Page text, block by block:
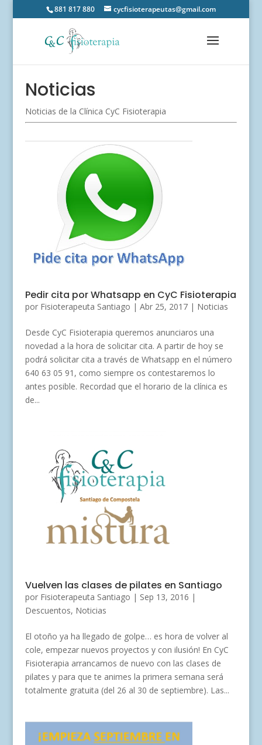
881 817 880 cycfisioterapeutas@gmail.com
Noticias
Noticias de la Clínica CyC Fisioterapia
Pedir cita por Whatsapp en CyC Fisioterapia
por Fisioterapeuta Santiago | Abr 25, 2017| Noticias
Desde CyC Fisioterapia queremos anunciaros una
novedad a la hora de solicitar cita. A partir de hoy se
podrá solicitar cita a través de Whatsapp en el número
640 63 05 91, como siempre os contestaremos lo
antes posible. Recordad que el horario de la clínica es
de...
Vuelven las clases de pilates en Santiago
por Fisioterapeuta Santiago | Sep 13, 2016 |
Descuentos, Noticias
El otoño ya ha llegado de golpe… es hora de volver al
cole, empezar nuevos proyectos y con ilusión! En CyC
Fisioterapia arrancamos de nuevo con las clases de
pilates y para que te animes la primera semana será
totalmente gratuita (del 26 al 30 de septiembre). Las...